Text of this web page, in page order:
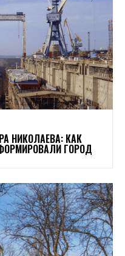
НИКОЛАЕВА: КАК
ГОРОД